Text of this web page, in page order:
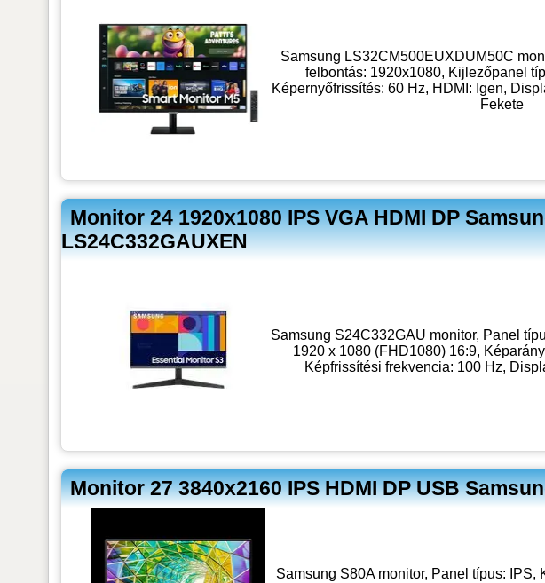
Samsung LS32CM500EUXDUM50C
felbontás: 1920x1080, Kijlezőpanel
Képernyőfrissítés: 60 Hz, HDMI: Igen,
Fekete
Monitor 24 1920x1080 IPS VGA HDMI DP
LS24C332GAUXEN
Samsung S24C332GAU monitor, Panel
1920 x 1080 (FHD1080) 16:9,
Képfrissítési frekvencia: 100 Hz,
Monitor 27 3840x2160 IPS HDMI DP USB
Samsung S80A monitor, Panel típus: IPS,